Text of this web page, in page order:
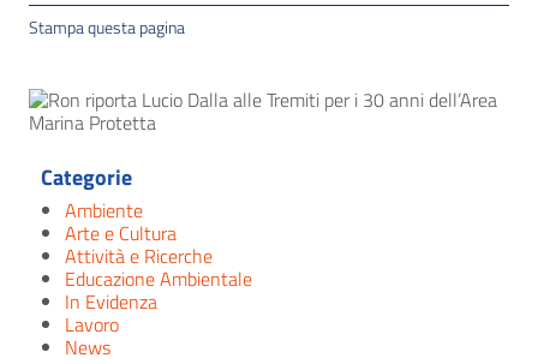
Stampa questa pagina
Categorie
Ambiente
Arte e Cultura
Attività e Ricerche
Educazione Ambientale
In Evidenza
Lavoro
News